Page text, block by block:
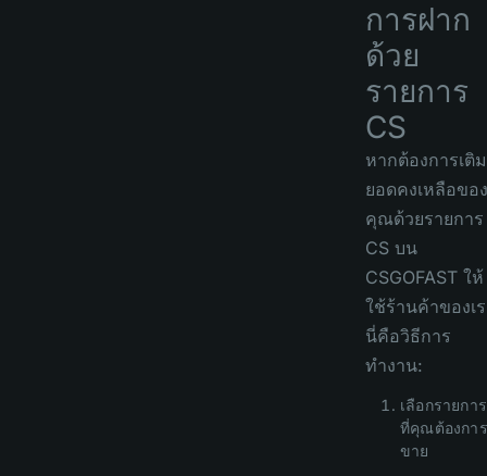
การฝาก
ด้วย
รายการ
CS
หากต้องการเติม
ยอดคงเหลือของ
คุณด้วยรายการ
CS บน
CSGOFAST ให้
ใช้ร้านค้าของเ
นี่คือวิธีการ
ทำงาน:
เลือกรายการ
ที่คุณต้องการ
ขาย